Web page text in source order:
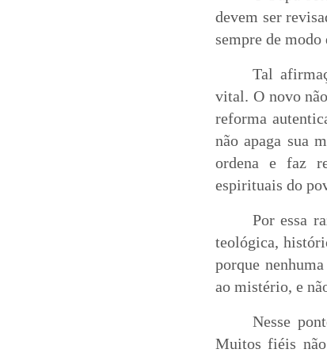
devem ser
sempre de
Tal
vital. O novo
reforma
não apaga sua
ordena e faz
espirituais do
Por essa
teológica,
porque
ao mistério, e
Nesse
Muitos fiéis